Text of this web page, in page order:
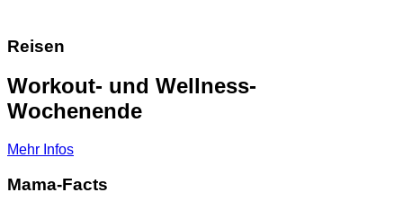
Reisen
Workout- und Wellness-
Wochenende
Mehr Infos
Mama-Facts